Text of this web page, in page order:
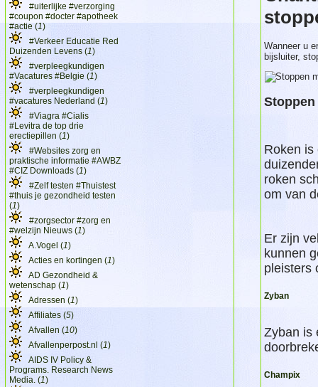
#uiterlijke #verzorging
#coupon #docter #apotheek
#actie (1)
#Verkeer Educatie Red
Duizenden Levens (1)
#verpleegkundigen
#Vacatures #Belgie (1)
#verpleegkundigen
#vacatures Nederland (1)
#Viagra #Cialis
#Levitra de top drie
erectiepillen (1)
#Websites zorg en
praktische informatie #AWBZ
#CIZ Downloads (1)
#Zelf testen #Thuistest
#thuis je gezondheid testen
(1)
#zorgsector #zorg en
#welzijn Nieuws (1)
A.Vogel (1)
Acties en kortingen (1)
AD Gezondheid &
wetenschap (1)
Adressen (1)
Affiliates (5)
Afvallen (10)
Afvallenperpost.nl (1)
AIDS IV Policy &
Programs. Research News
Media. (1)
Wanneer u
bijsluiter,
Roken is
roken
om van
Er zijn
kunnen
pleisters
Zyban
Zyban is
Champix